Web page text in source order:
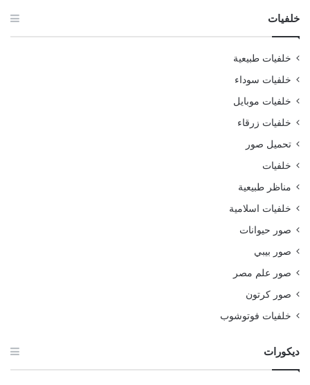
خلفيات
خلفيات طبيعية
خلفيات سوداء
خلفيات موبايل
خلفيات زرقاء
تحميل صور
خلفيات
مناظر طبيعية
خلفيات اسلامية
صور حيوانات
صور بيبي
صور علم مصر
صور كرتون
خلفيات فوتوشوب
ديكورات